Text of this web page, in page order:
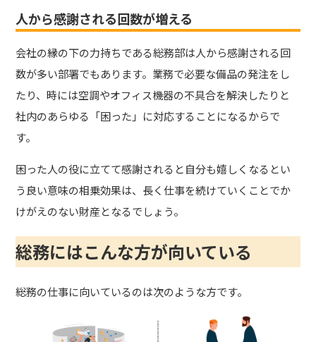
人から感謝される回数が増える
会社の縁の下の力持ちである総務部は人から感謝される回
数が多い部署でもあります。業務で必要な備品の発注をし
たり、時には空調やオフィス機器の不具合を解決したりと
社内のあらゆる「困った」に対応することになるからで
す。
困った人の役に立てて感謝されると自分も嬉しくなるとい
う良い意味の相乗効果は、長く仕事を続けていくことでか
けがえのない財産となるでしょう。
総務にはこんな方が向いている
総務の仕事に向いているのは次のような方です。